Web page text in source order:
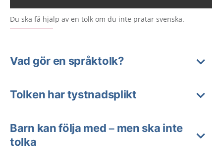
Du ska få hjälp av en tolk om du inte pratar svenska.
Vad gör en språktolk?
Tolken har tystnadsplikt
Barn kan följa med – men ska inte
tolka